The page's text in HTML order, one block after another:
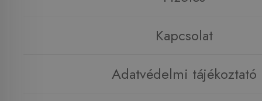
Kapcsolat
Adatvédelmi tájékoztató